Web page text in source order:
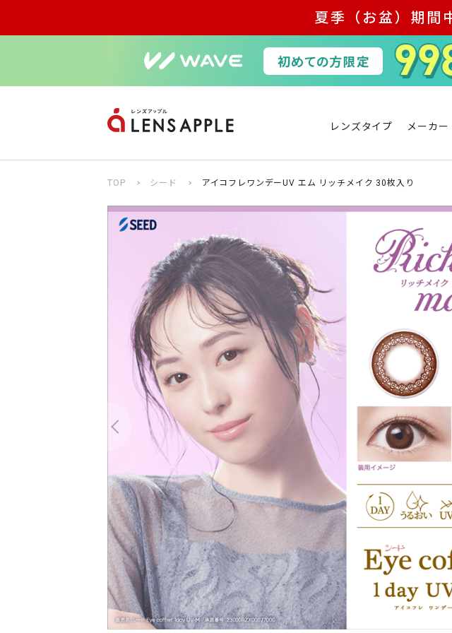
夏季（お盆）期間
レンズタイプ メーカー
TOP シード アイコフレワンデーUV エム リッチメイク 30枚入り